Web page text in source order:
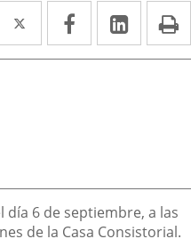
Twitter
Enlace
a
Facebook
Enlace
a
Enlace
a
día 6 de septiembre, a las
de la Casa Consistorial.